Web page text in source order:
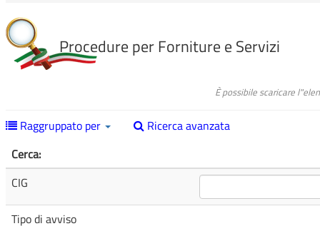
Procedure per Forniture e Servizi
È possibile scaricare
Raggruppato per
Ricerca avanzata
Cerca:
CIG
Tipo di avviso